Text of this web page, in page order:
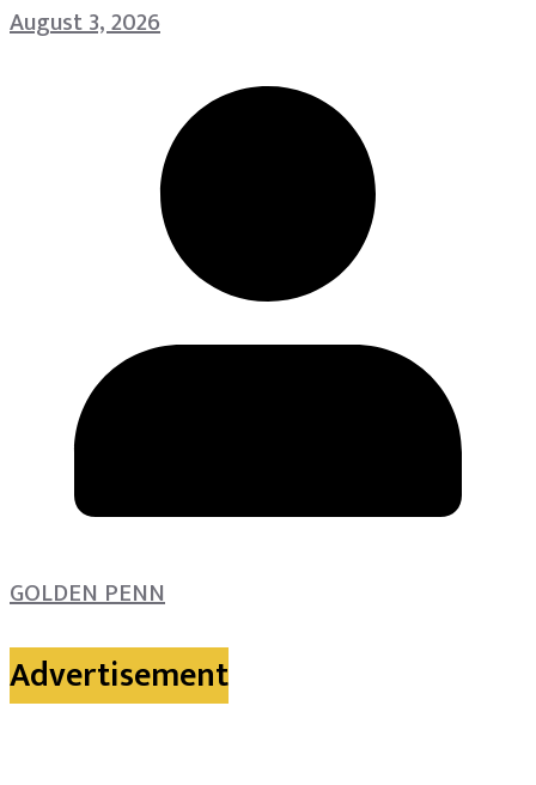
August 3, 2026
GOLDEN PENN
Advertisement